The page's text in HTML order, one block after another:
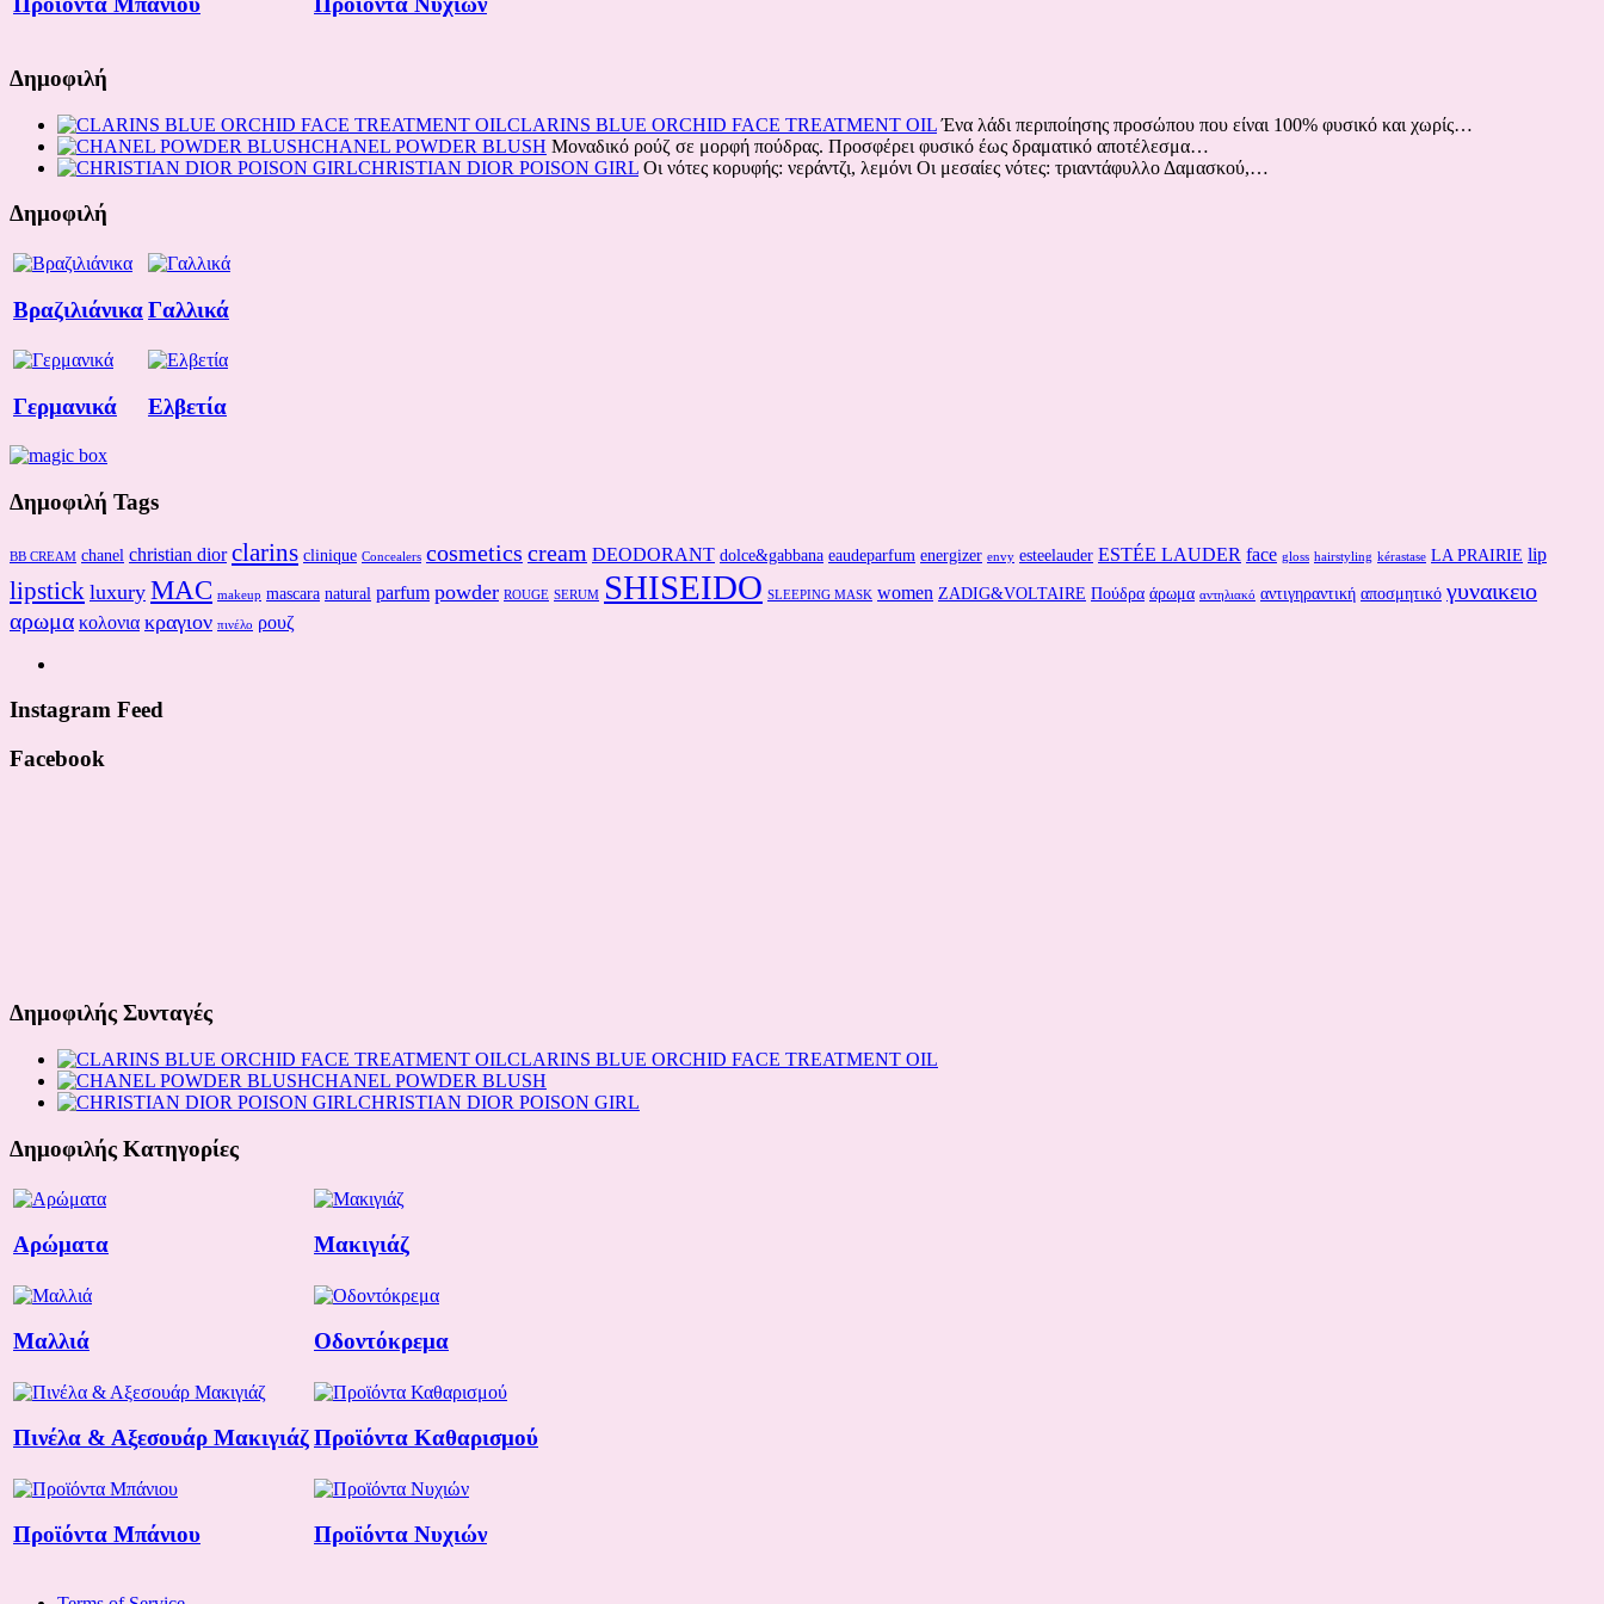
Δημοφιλή
CLARINS BLUE ORCHID FACE TREATMENT OILΈνα λάδι περιποίησης προσώπου που είναι 100% φυσικό και χωρίς…
CHANEL POWDER BLUSH Μοναδικό ρούζ σε μορφή πούδρας. Προσφέρει φυσικό έως δραματικό αποτέλεσμα…
CHRISTIAN DIOR POISON GIRL Οι νότες κορυφής: νεράντζι, λεμόνι Oι μεσαίες νότες: τριαντάφυλλο Δαμασκού,…
Δημοφιλή
ΒραζιλιάνικαΓαλλικά
Γερμανικά Ελβετία
Δημοφιλή Tags
BB CREAM chanel christian dior clarins clinique Concealers cosmetics cream DEODORANT dolce&gabbana eaudeparfum energizer envy esteelauder ESTÉE LAUDER face gloss hairstyling kérastase LA PRAIRIE lip
lipstick luxury MAC makeup mascara natural parfum powder ROUGE SERUM SHISEIDO SLEEPING MASK women ZADIG&VOLTAIRE Πούδρα άρωμα αντηλιακό αντιγηραντική αποσμητικό γυναικειο
αρωμα κολονια κραγιον πινέλο ρουζ
Instagram Feed
Facebook
Δημοφιλής Συνταγές
CLARINS BLUE ORCHID FACE TREATMENT OIL
CHANEL POWDER BLUSH
CHRISTIAN DIOR POISON GIRL
Δημοφιλής Κατηγορίες
Αρώματα Μακιγιάζ
Μαλλιά Οδοντόκρεμα
Πινέλα & Αξεσουάρ ΜακιγιάζΠροϊόντα Καθαρισμού
Προϊόντα Μπάνιου Προϊόντα Νυχιών